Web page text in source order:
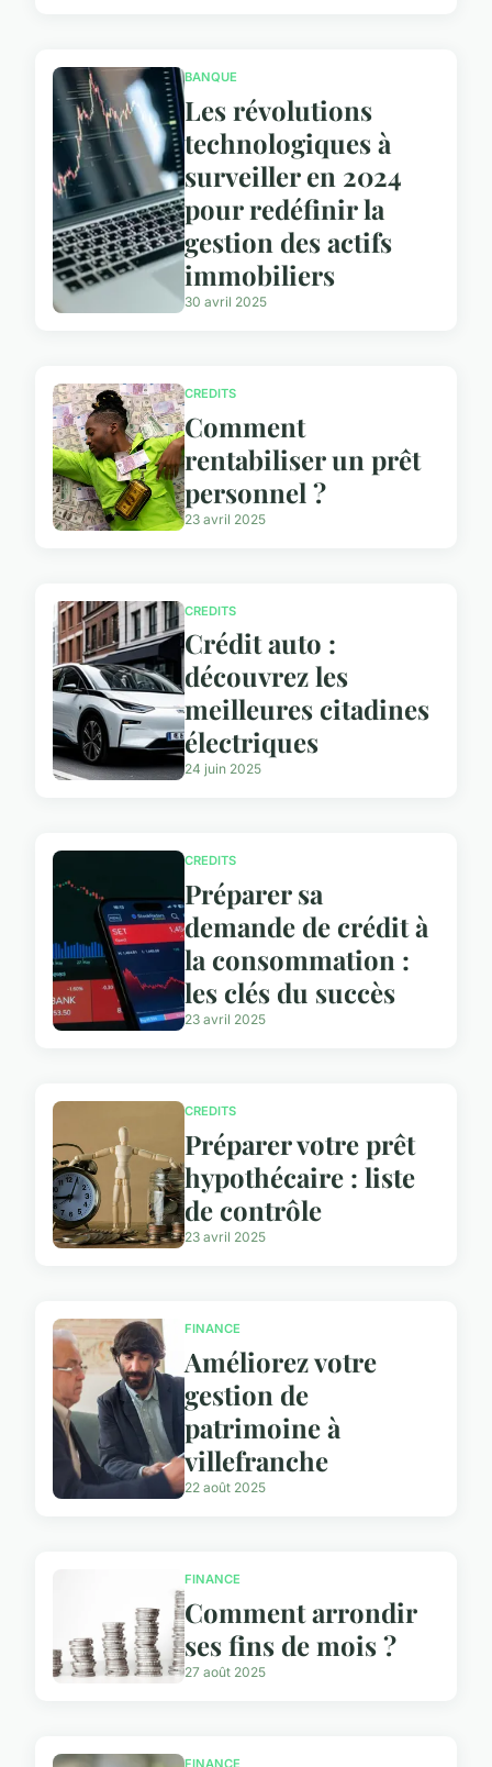
BANQUE
Les révolutions
technologiques à
surveiller en 2024
pour redéfinir la
gestion des actifs
immobiliers
30 avril 2025
CREDITS
Comment
rentabiliser un prêt
personnel ?
23 avril 2025
CREDITS
Crédit auto :
découvrez les
meilleures citadines
électriques
24 juin 2025
CREDITS
Préparer sa
demande de crédit à
la consommation :
les clés du succès
23 avril 2025
CREDITS
Préparer votre prêt
hypothécaire : liste
de contrôle
23 avril 2025
FINANCE
Améliorez votre
gestion de
patrimoine à
villefranche
22 août 2025
FINANCE
Comment arrondir
ses fins de mois ?
27 août 2025
FINANCE